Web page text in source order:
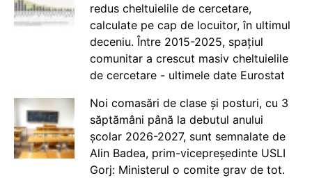
redus cheltuielile de cercetare,
calculate pe cap de locuitor, în ultimul
deceniu. Între 2015-2025, spațiul
comunitar a crescut masiv cheltuielile
de cercetare - ultimele date Eurostat
Noi comasări de clase și posturi, cu 3
săptămâni până la debutul anului
școlar 2026-2027, sunt semnalate de
Alin Badea, prim-vicepreședinte USLI
Gorj: Ministerul o comite grav de tot.